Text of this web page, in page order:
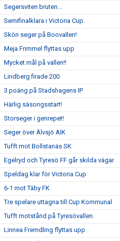
Segersviten bruten...
Semifinalklara i Victoria Cup.
Skön seger på Boovallen!
Meja Frimmel flyttas upp
Mycket mål på vallen!!
Lindberg firade 200
3 poäng på Stadshagens IP
Härlig säsongsstart!
Storseger i genrepet!
Seger över Älvsjö AIK
Tufft mot Bollstanäs SK
Egelryd och Tyresö FF går skilda vägar
Speldag klar för Victoria Cup
6-1 mot Täby FK
Tre spelare uttagna till Cup Kommunal
Tufft motstånd på Tyresövallen.
Linnea Fremdling flyttas upp